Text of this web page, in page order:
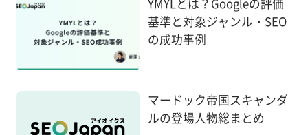
YMYLとは？Googleの評価
基準と対象ジャンル・SEO
の成功事例
マードック帝国スキャンダ
ルの登場人物総まとめ